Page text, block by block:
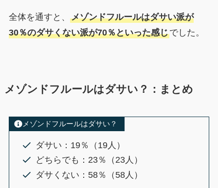
全体を通すと、 メゾンドフルールはダサい派が
30％のダサくない派が70％といった感じでした。
メゾンドフルールはダサい？：まとめ
メゾンドフルールはダサい？
ダサい：19％（19人）
どちらでも：23％（23人）
ダサくない：58％（58人）